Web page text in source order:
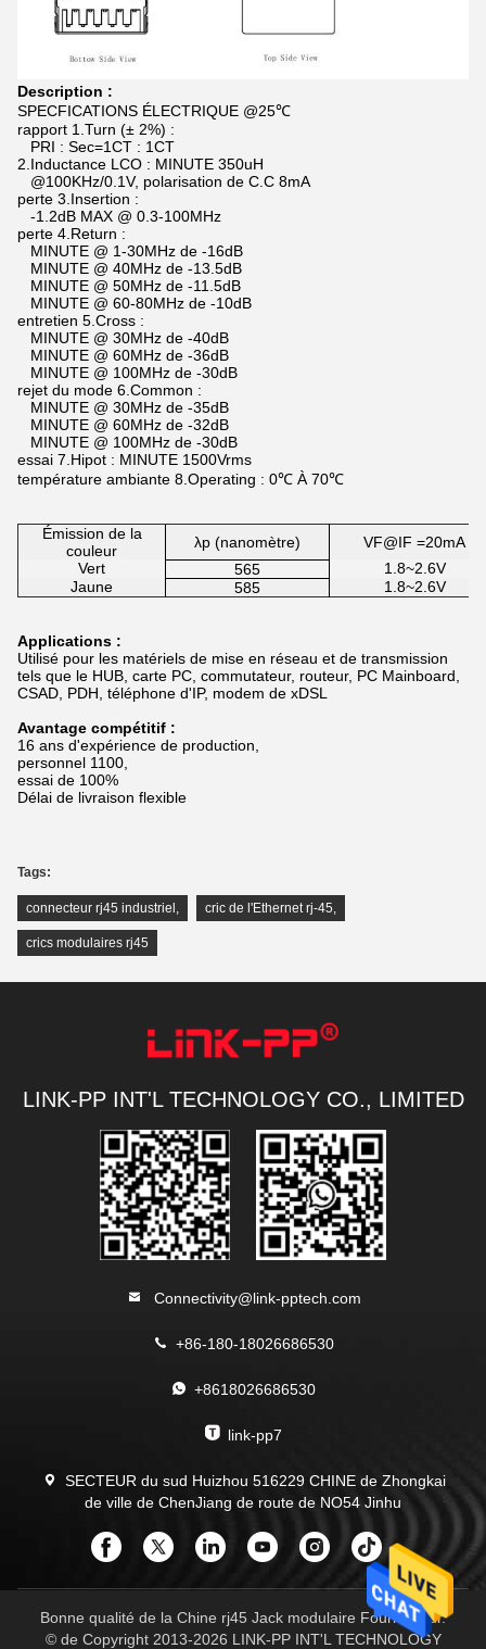
Description :
SPECFICATIONS ÉLECTRIQUE @25℃
rapport 1.Turn (± 2%) :
PRI : Sec=1CT : 1CT
2.Inductance LCO : MINUTE 350uH
@100KHz/0.1V, polarisation de C.C 8mA
perte 3.Insertion :
-1.2dB MAX @ 0.3-100MHz
perte 4.Return :
MINUTE @ 1-30MHz de -16dB
MINUTE @ 40MHz de -13.5dB
MINUTE @ 50MHz de -11.5dB
MINUTE @ 60-80MHz de -10dB
entretien 5.Cross :
MINUTE @ 30MHz de -40dB
MINUTE @ 60MHz de -36dB
MINUTE @ 100MHz de -30dB
rejet du mode 6.Common :
MINUTE @ 30MHz de -35dB
MINUTE @ 60MHz de -32dB
MINUTE @ 100MHz de -30dB
essai 7.Hipot : MINUTE 1500Vrms
température ambiante 8.Operating : 0℃ À 70℃
Émission de la
couleur
λp (nanomètre)
VF@IF =20mA
Vert
565
1.8~2.6V
Jaune
585 1.8~2.6V
Applications :
Utilisé pour les matériels de mise en réseau et de transmission
tels que le HUB, carte PC, commutateur, routeur, PC Mainboard,
CSAD, PDH, téléphone d'IP, modem de xDSL
Avantage compétitif :
16 ans d'expérience de production,
personnel 1100,
essai de 100%
Délai de livraison flexible
Tags:
connecteur rj45 industriel , cric de l'Ethernet rj-45,
crics modulaires rj45
LINK-PP INT'L TECHNOLOGY CO., LIMITED
Connectivity@link-pptech.com
+86-180-18026686530
+8618026686530
link-pp7
SECTEUR du sud Huizhou 516229 CHINE de Zhongkai
de ville de ChenJiang de route de NO54 Jinhu
Bonne qualité de la Chine rj45 Jack modulaire Fournisseur.
© de Copyright 2013-2026 LINK-PP INT'L TECHNOLOGY